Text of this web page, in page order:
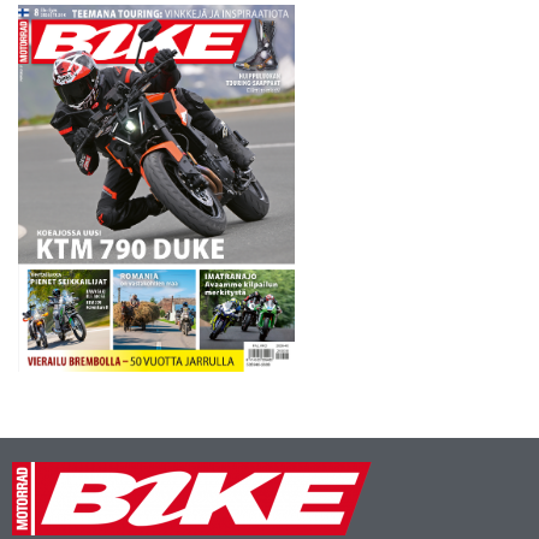
Ensimmäisessä hypyssä
Pastrana yrittää loikata yli
50 lytätyn romuauton,
jotka…